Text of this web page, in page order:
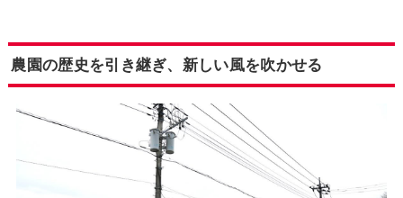
農園の歴史を引き継ぎ、新しい風を吹かせる